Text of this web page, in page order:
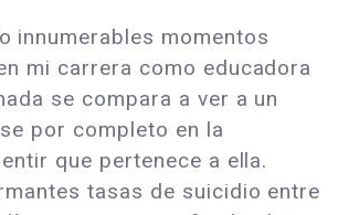
innumerables momentos
mi carrera como educadora
se compara a ver a un
por completo en la
que pertenece a ella.
tasas de suicidio entre